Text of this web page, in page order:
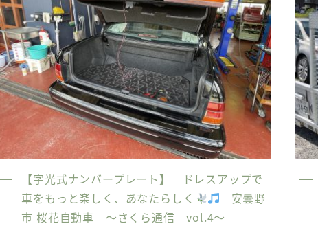
【字光式ナンバープレート】 ドレスアップで
車をもっと楽しく、あなたらしく
安曇野
市 桜花自動車 〜さくら通信 vol.4〜